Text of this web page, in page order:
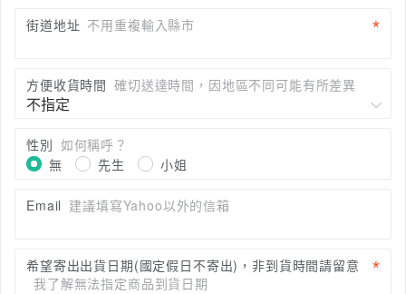
街道地址 不用重複輸入縣市
方便收貨時間 確切送達時間，因地區不同可能有所差異
性別 如何稱呼？
無
先生 小姐
Email 建議填寫Yahoo以外的信箱
希望寄出出貨日期(國定假日不寄出)，非到貨時間請留意
我了解無法指定商品到貨日期